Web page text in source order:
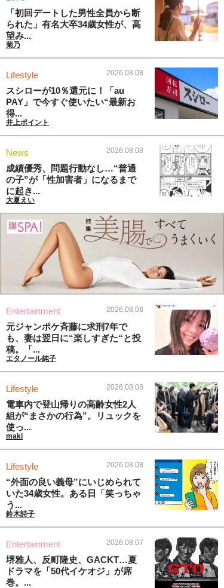
「初回デートした男性全員から断
られた」有名大卒34歳女性が、高
望み...
菊乃
Lifestyle 2026.08.08
スシローが10％還元に！「au
PAY」で今すぐ使いたい“最新お
得...
井上ポイント
News 2026.08.08
成績優秀、問題行動なし…“普通
の子”が「性加害者」になるまで
に起き...
大夏えい
Entertainment 2026.08.08
元ジャンポケ斉藤に求刑7年で
も、妻は翌日に“楽しすぎた“と投
稿。「...
エタノール純子
Lifestyle 2026.08.08
電車内で登山帰りの高齢女性2人
組が“まさかの行為”。リュックを
使っ...
maki
Lifestyle 2026.08.08
“外面の良い義母”にいじめられて
いた34歳女性。ある日「笑っちゃ
う...
鈴木詩子
Entertainment 2026.08.07
堺雅人、反町隆史、GACKT…夏
ドラマを「50代イケオジ」が席
巻。...